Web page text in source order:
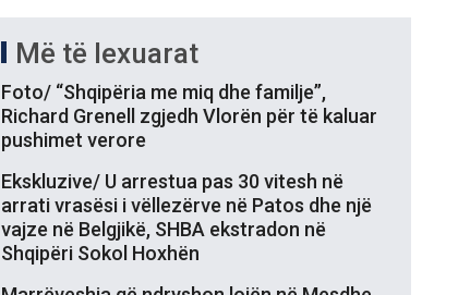
Më të lexuarat
Foto/ “Shqipëria me miq dhe familje”,
Richard Grenell zgjedh Vlorën për të kaluar
pushimet verore
Ekskluzive/ U arrestua pas 30 vitesh në
arrati vrasësi i vëllezërve në Patos dhe një
vajze në Belgjikë, SHBA ekstradon në
Shqipëri Sokol Hoxhën